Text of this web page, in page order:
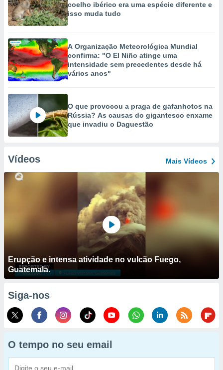
coelho ibérico era uma espécie diferente e
isso muda tudo
A Organização Meteorológica Mundial
confirma: "O El Niño atinge uma
intensidade sem precedentes desde há
vários anos"
O que provocou a praga de gafanhotos na
Rússia? As causas do gigantesco enxame
que invadiu o Daguestão
Vídeos Mais Vídeos
Erupção e intensa atividade no vulcão Fuego,
Guatemala.
Siga-nos
O tempo no seu email